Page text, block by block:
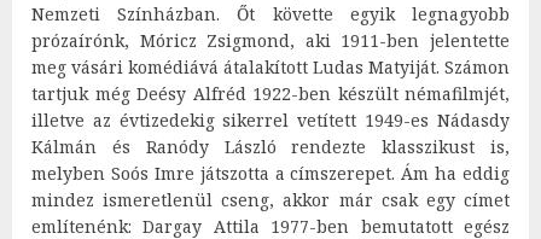
Nemzeti Színházban. Őt követte egyik legnagyobb
prózaírónk, Móricz Zsigmond, aki 1911-ben jelentette
meg vásári komédiává átalakított Ludas Matyiját. Számon
tartjuk még Deésy Alfréd 1922-ben készült némafilmjét,
illetve az évtizedekig sikerrel vetített 1949-es Nádasdy
Kálmán és Ranódy László rendezte klasszikust is,
melyben Soós Imre játszotta a címszerepet. Ám ha eddig
mindez ismeretlenül cseng, akkor már csak egy címet
említenénk: Dargay Attila 1977-ben bemutatott egész